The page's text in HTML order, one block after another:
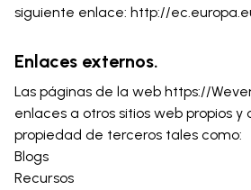
siguiente enlace: http://
Enlaces externos.
Las páginas de la web https://
enlaces a otros sitios web propios y
propiedad de terceros tales como:
Blogs
Recursos